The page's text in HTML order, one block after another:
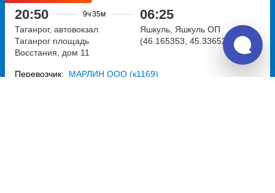
20:50 9ч35м 06:25
Таганрог, автовокзал
Таганрог площадь
Восстания, дом 11
Яшкуль, Яшкуль ОП
(46.165353, 45.336526)
Перевозчик: МАРЛИН ООО (к1169)